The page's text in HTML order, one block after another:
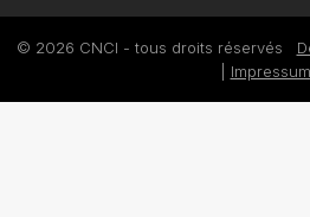
© 2026 CNCI - tous droits réservés
Impressum